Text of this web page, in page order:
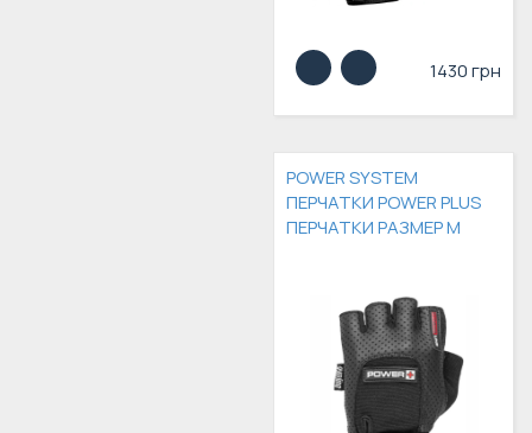
1430 грн
POWER SYSTEM
ПЕРЧАТКИ POWER PLUS
ПЕРЧАТКИ РАЗМЕР M